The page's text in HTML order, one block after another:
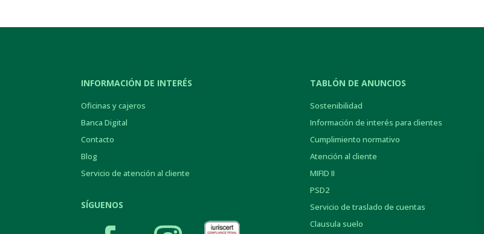
INFORMACIÓN DE INTERÉS
Oficinas y cajeros
Banca Digital
Contacto
Blog
Servicio de atención al cliente
SÍGUENOS
TABLÓN DE ANUNCIOS
Sostenibilidad
Información de interés para clientes
Cumplimiento normativo
Atención al cliente
MIFID II
PSD2
Servicio de traslado de cuentas
Clausula suelo